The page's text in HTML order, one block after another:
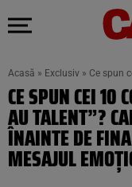
Acasă » Exclusiv » Ce spun
CE SPUN CEI 10
AU TALENT”?
ÎNAINTE DE
MESAJUL